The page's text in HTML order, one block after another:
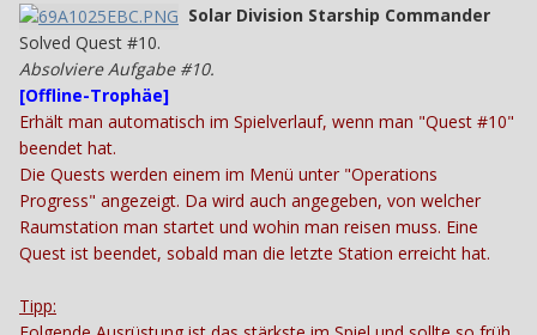
Solar Division Starship Commander
Solved Quest #10.
Absolviere Aufgabe #10.
[Offline-Trophäe]
Erhält man automatisch im Spielverlauf, wenn man "Quest #10"
beendet hat.
Die Quests werden einem im Menü unter "Operations
Progress" angezeigt. Da wird auch angegeben, von welcher
Raumstation man startet und wohin man reisen muss. Eine
Quest ist beendet, sobald man die letzte Station erreicht hat.
Tipp: